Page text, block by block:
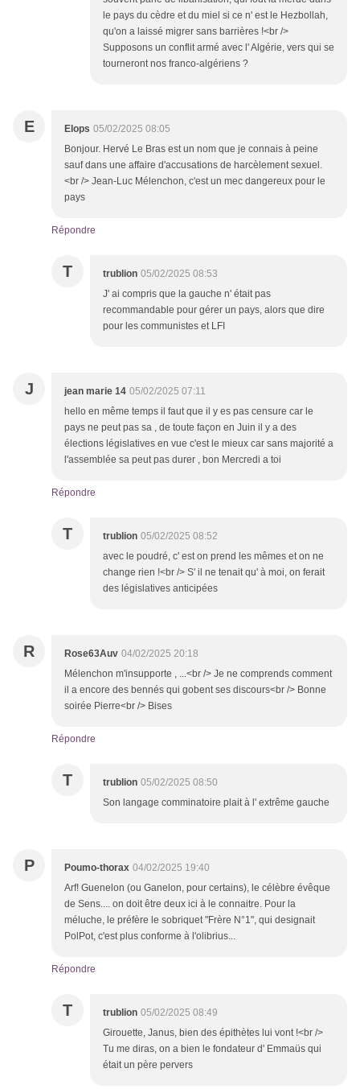
le pays du cèdre et du miel si ce n' est le Hezbollah,
qu'on a laissé migrer sans barrières !<br />
Supposons un conflit armé avec l' Algérie, vers qui se
tourneront nos franco-algériens ?
E Elops 05/02/2025 08:05
Bonjour. Hervé Le Bras est un nom que je connais à peine
sauf dans une affaire d'accusations de harcèlement sexuel.
<br /> Jean-Luc Mélenchon, c'est un mec dangereux pour le
pays
Répondre
T trublion 05/02/2025 08:53
J' ai compris que la gauche n' était pas
recommandable pour gérer un pays, alors que dire
pour les communistes et LFI
J jean marie 14 05/02/2025 07:11
hello en même temps il faut que il y es pas censure car le
pays ne peut pas sa , de toute façon en Juin il y a des
élections législatives en vue c'est le mieux car sans majorité a
l'assemblée sa peut pas durer , bon Mercredi a toi
Répondre
T trublion 05/02/2025 08:52
avec le poudré, c' est on prend les mêmes et on ne
change rien !<br /> S' il ne tenait qu' à moi, on ferait
des législatives anticipées
R Rose63Auv 04/02/2025 20:18
Mélenchon m'insupporte , ...<br /> Je ne comprends comment
il a encore des bennés qui gobent ses discours<br /> Bonne
soirée Pierre<br /> Bises
Répondre
T trublion 05/02/2025 08:50
Son langage comminatoire plait à l' extrême gauche
P Poumo-thorax 04/02/2025 19:40
Arf! Guenelon (ou Ganelon, pour certains), le célèbre évêque
de Sens.... on doit être deux ici à le connaitre. Pour la
méluche, le préfère le sobriquet "Frère N°1", qui designait
PolPot, c'est plus conforme à l'olibrius...
Répondre
T trublion 05/02/2025 08:49
Girouette, Janus, bien des épithètes lui vont !<br />
Tu me diras, on a bien le fondateur d' Emmaüs qui
était un père pervers